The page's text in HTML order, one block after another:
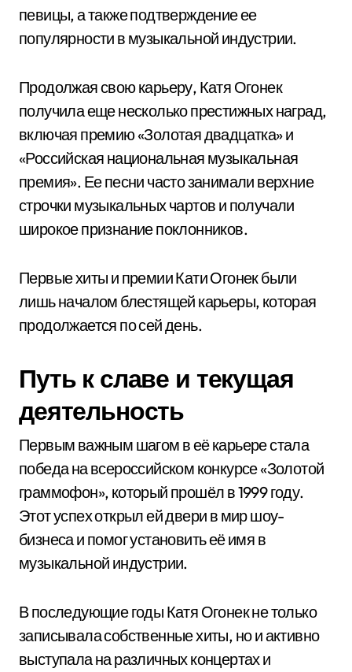
певицы, а также подтверждение ее
популярности в музыкальной индустрии.
Продолжая свою карьеру, Катя Огонек
получила еще несколько престижных наград,
включая премию «Золотая двадцатка» и
«Российская национальная музыкальная
премия». Ее песни часто занимали верхние
строчки музыкальных чартов и получали
широкое признание поклонников.
Первые хиты и премии Кати Огонек были
лишь началом блестящей карьеры, которая
продолжается по сей день.
Путь к славе и текущая
деятельность
Первым важным шагом в её карьере стала
победа на всероссийском конкурсе «Золотой
граммофон», который прошёл в 1999 году.
Этот успех открыл ей двери в мир шоу-
бизнеса и помог установить её имя в
музыкальной индустрии.
В последующие годы Катя Огонек не только
записывала собственные хиты, но и активно
выступала на различных концертах и